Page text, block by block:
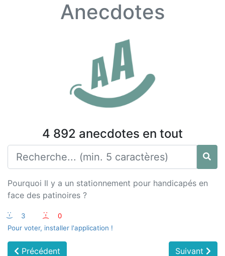
Anecdotes
4 892 anecdotes en tout
Pourquoi Il y a un stationnement pour handicapés en
face des patinoires ?
:-) 3 :-(
0
Pour voter, installer l'application !
Précédent Suivant